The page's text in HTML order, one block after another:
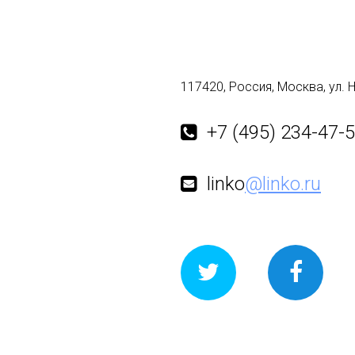
117420, Россия, Москва, ул.
+7 (495) 234-47-
linko@linko.ru